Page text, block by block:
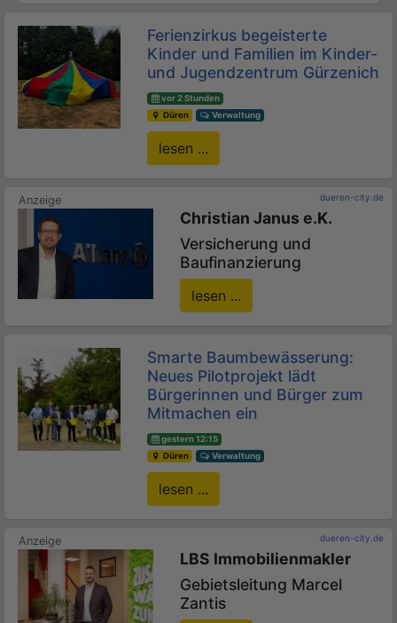
Ferienzirkus begeisterte
Kinder und Familien im Kinder-
und Jugendzentrum Gürzenich
vor 2 Stunden
Düren
Verwaltung
lesen ...
dueren-city.de
Christian Janus e.K.
Versicherung und
Baufinanzierung
lesen ...
Smarte Baumbewässerung:
Neues Pilotprojekt lädt
Bürgerinnen und Bürger zum
Mitmachen ein
gestern 12:15
Düren
Verwaltung
lesen ...
dueren-city.de
LBS Immobilienmakler
Gebietsleitung Marcel
Zantis